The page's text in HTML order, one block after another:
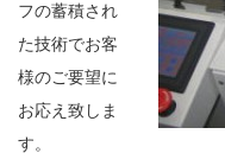
フの蓄積され
た技術でお客
様のご要望に
お応え致しま
す。